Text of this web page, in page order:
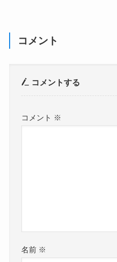
コメント
コメントする
コメント ※
名前 ※